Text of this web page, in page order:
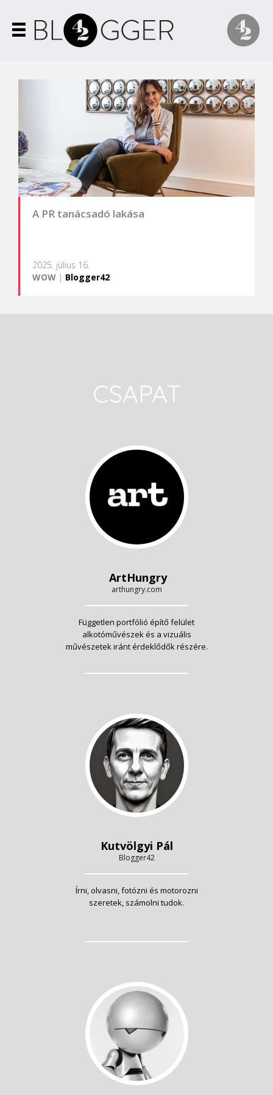
A PR tanácsadó lakása
2025. július 16.
WOW | Blogger42
CSAPAT
ArtHungry
arthungry.com
Független portfólió építő felület
alkotóművészek és a vizuális
művészetek iránt érdeklődők részére.
Kutvölgyi Pál
Blogger42
Írni, olvasni, fotózni és motorozni
szeretek, számolni tudok.